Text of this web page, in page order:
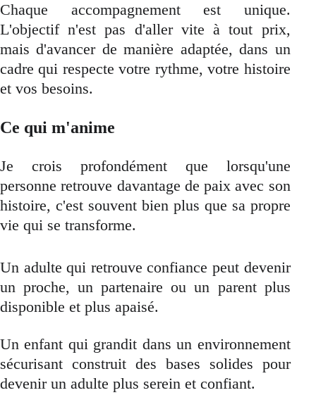
Chaque accompagnement est unique.
L'objectif n'est pas d'aller vite à tout prix,
mais d'avancer de manière adaptée, dans un
cadre qui respecte votre rythme, votre histoire
et vos besoins.
Ce qui m'anime
Je crois profondément que lorsqu'une
personne retrouve davantage de paix avec son
histoire, c'est souvent bien plus que sa propre
vie qui se transforme.
Un adulte qui retrouve confiance peut devenir
un proche, un partenaire ou un parent plus
disponible et plus apaisé.
Un enfant qui grandit dans un environnement
sécurisant construit des bases solides pour
devenir un adulte plus serein et confiant.